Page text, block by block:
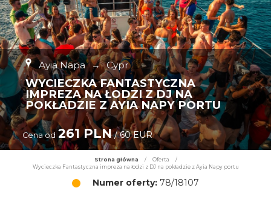
Ayia Napa → Cypr
WYCIECZKA FANTASTYCZNA
IMPREZA NA ŁODZI Z DJ NA
POKŁADZIE Z AYIA NAPY PORTU
Cena od 261 PLN/ 60 EUR
Strona główna / Oferta
/
Wycieczka Fantastyczna impreza na łodzi z DJ na pokładzie z Ayia Napy portu
Numer oferty: 78/18107